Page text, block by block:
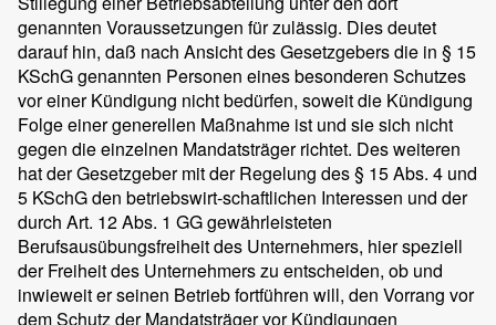
genannten Voraussetzungen für zulässig. Dies deutet
darauf hin, daß nach Ansicht des Gesetzgebers die in § 15
KSchG genannten Personen eines besonderen Schutzes
vor einer Kündigung nicht bedürfen, soweit die Kündigung
Folge einer generellen Maßnahme ist und sie sich nicht
gegen die einzelnen Mandatsträger richtet. Des weiteren
hat der Gesetzgeber mit der Regelung des § 15 Abs. 4 und
5 KSchG den betriebswirt-schaftlichen Interessen und der
durch Art. 12 Abs. 1 GG gewährleisteten
Berufsausübungsfreiheit des Unternehmers, hier speziell
der Freiheit des Unternehmers zu entscheiden, ob und
inwieweit er seinen Betrieb fortführen will, den Vorrang vor
dem Schutz der Mandatsträger vor Kündigungen